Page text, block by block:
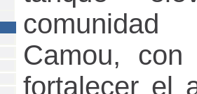
Camou,
fortalecer el